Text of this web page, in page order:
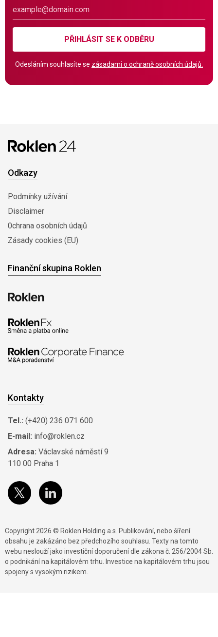
PŘIHLÁSIT SE K ODBĚRU
Odesláním souhlasíte se zásadami o ochraně osobních údajů.
Odkazy
Podmínky užívání
Disclaimer
0chrana osobních údajů
Zásady cookies (EU)
Finanční skupina Roklen
Kontakty
Tel.: (+420) 236 071 600
E-mail: info@roklen.cz
Adresa: Václavské náměstí 9
110 00 Praha 1
Copyright 2026 © Roklen Holding a.s. Publikování, nebo šíření
obsahu je zakázáno bez předchozího souhlasu. Texty na tomto
webu neslouží jako investiční doporučení dle zákona č. 256/2004 Sb.
o podnikání na kapitálovém trhu. Investice na kapitálovém trhu jsou
spojeny s vysokým rizikem.